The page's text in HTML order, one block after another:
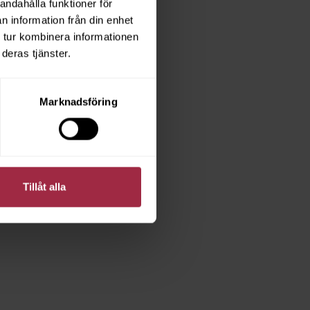
funktioner för
information från din enhet
kombinera informationen
tjänster.
Marknadsföring
Tillåt alla